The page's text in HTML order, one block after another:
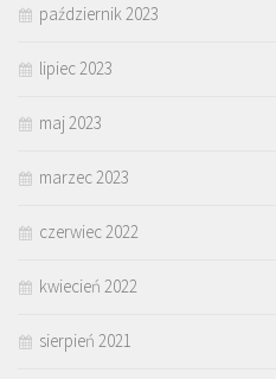
październik 2023
lipiec 2023
maj 2023
marzec 2023
czerwiec 2022
kwiecień 2022
sierpień 2021